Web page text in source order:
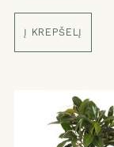
Į KREPŠELĮ